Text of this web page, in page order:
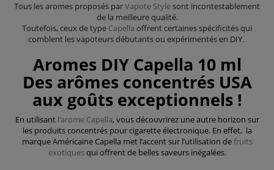
Tous les aromes proposés parVapote Stylesont incontestablement
de la meilleure qualité.
Toutefois, ceux de type Capella offrent certaines spécificités qui
comblent les vapoteurs débutants ou expérimentés en DIY.
Aromes DIY Capella 10 ml
Des arômes concentrés USA
aux goûts exceptionnels !
En utilisant l’arome Capella, vous découvrirez une autre horizon sur
les produits concentrés pour cigarette électronique. En effet, la
marque Américaine Capella met l’accent sur l’utilisation defruits
exotiquesqui offrent de belles saveurs inégalées.